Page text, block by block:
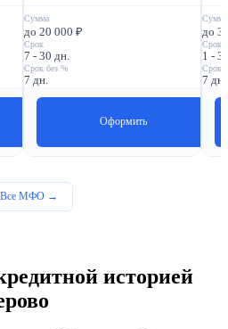
Сумма
до 20 000 ₽
Срок
7 - 30 дн.
Срок без %
7 дн.
Оформить
Сумма
до
Срок
1 -
Срок
7 дн.
Все МФО →
историей